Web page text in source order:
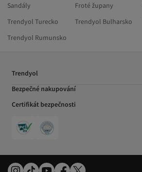
Sandály
Froté župany
Trendyol Turecko
Trendyol Bulharsko
Trendyol Rumunsko
Trendyol
Bezpečné nakupování
Certifikát bezpečnosti